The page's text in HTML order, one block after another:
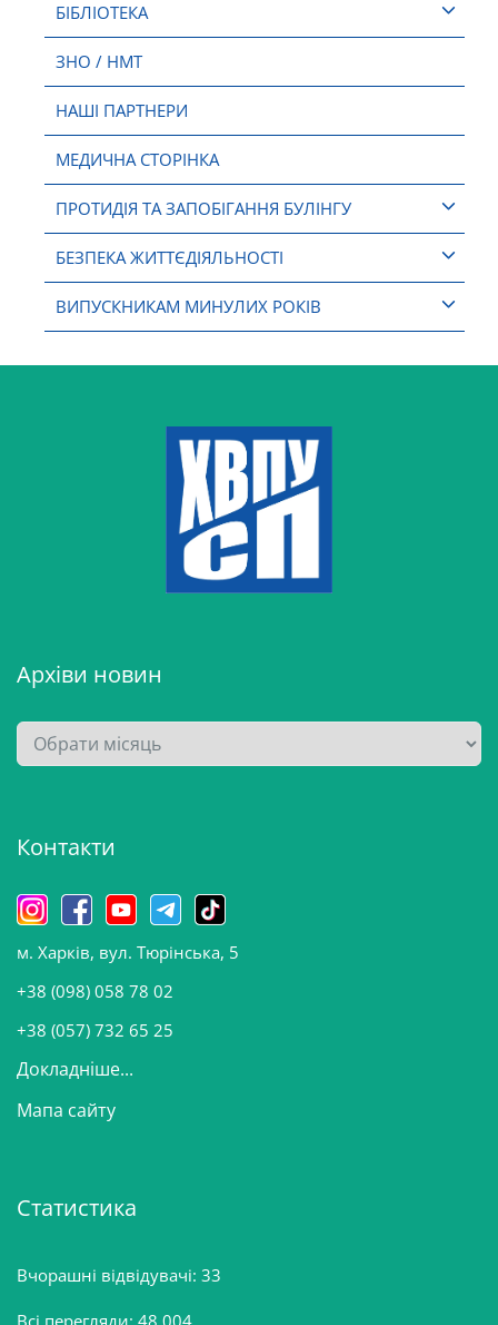
БІБЛІОТЕКА
ЗНО / НМТ
НАШІ ПАРТНЕРИ
МЕДИЧНА СТОРІНКА
ПРОТИДІЯ ТА ЗАПОБІГАННЯ БУЛІНГУ
БЕЗПЕКА ЖИТТЄДІЯЛЬНОСТІ
ВИПУСКНИКАМ МИНУЛИХ РОКІВ
Архіви новин
А
р
в
н
о
в
и
Контакти
м. Харків, вул. Тюрінська, 5
+38 (098) 058 78 02
+38 (057) 732 65 25
Докладніше...
Мапа сайту
Статистика
Вчорашні відвідувачі: 33